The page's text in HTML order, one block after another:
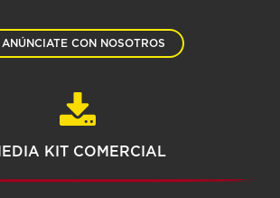
ANÚNCIATE CON NOSOTROS
KIT COMERCIAL